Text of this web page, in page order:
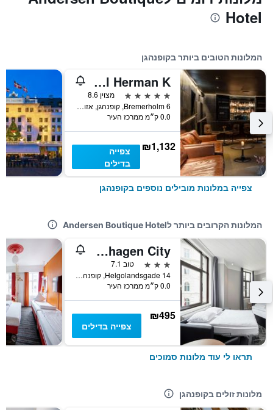
Hotel
המלונות הטובים ביותר בקופנהגן
Boutique Hotel Herman K
5 כוכבים
מצוין 8.6
Bremerholm 6, קופנהגן, אזור קופנהגן, דנמרק
0.0 ק״מ ממרכז העיר
₪1,132
צפייה
בדילים
צפייה במלונות מובילים נוספים בקופנהגן
המלונות הקרובים ביותר לAndersen Boutique Hotel
Four Points Flex by Sheraton Copenhagen City
3 כוכבים
טוב 7.1
Helgolandsgade 14, קופנהגן, אזור קופנהגן, דנמרק
0.0 ק״מ ממרכז העיר
₪495
צפייה בדילים
תראו לי עוד מלונות סמוכים
מלונות זולים בקופנהגן